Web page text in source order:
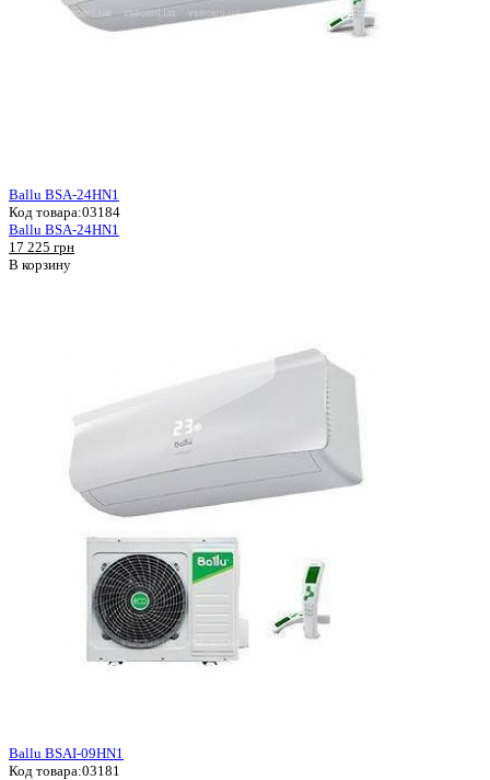
Ballu BSA-24HN1
Код товара:03184
Ballu BSA-24HN1
17 225 грн
В корзину
Ballu BSAI-09HN1
Код товара:03181